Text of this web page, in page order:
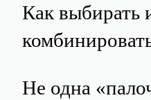
Как выбирать
Не одна